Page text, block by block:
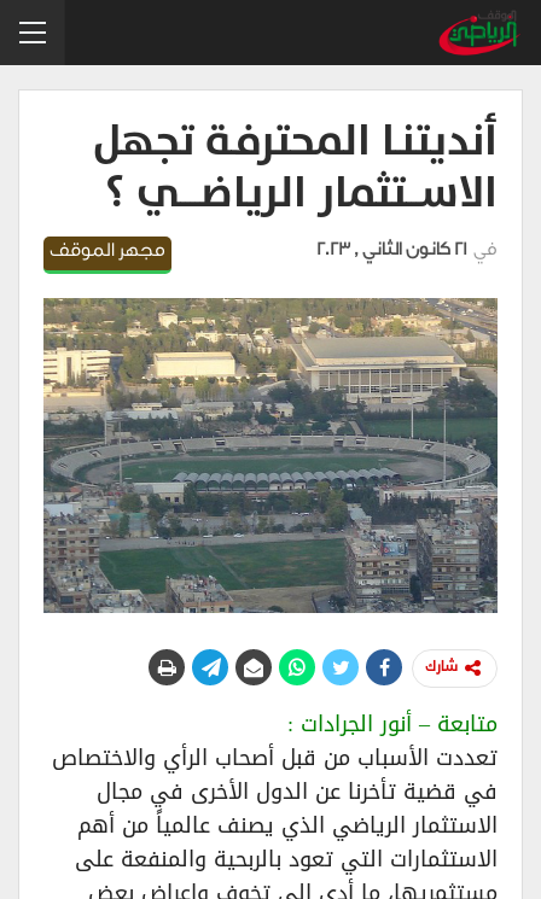
أنديتنـا المحترفـة تجهل
الاســـتثمار الرياضــــي ؟
مجهر الموقف في 21 كانون الثاني , 2023
شارك
متابعة – أنور الجرادات :
تعددت الأسباب من قبل أصحاب الرأي والاختصاص
في قضية تأخرنا عن الدول الأخرى في مجال
الاستثمار الرياضي الذي يصنف عالمياً من أهم
الاستثمارات التي تعود بالربحية والمنفعة على